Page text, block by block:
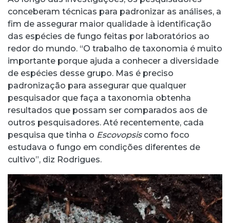
conceberam técnicas para padronizar as análises, a
fim de assegurar maior qualidade à identificação
das espécies de fungo feitas por laboratórios ao
redor do mundo. “O trabalho de taxonomia é muito
importante porque ajuda a conhecer a diversidade
de espécies desse grupo. Mas é preciso
padronização para assegurar que qualquer
pesquisador que faça a taxonomia obtenha
resultados que possam ser comparados aos de
outros pesquisadores. Até recentemente, cada
pesquisa que tinha o Escovopsiscomo foco
estudava o fungo em condições diferentes de
cultivo”, diz Rodrigues.